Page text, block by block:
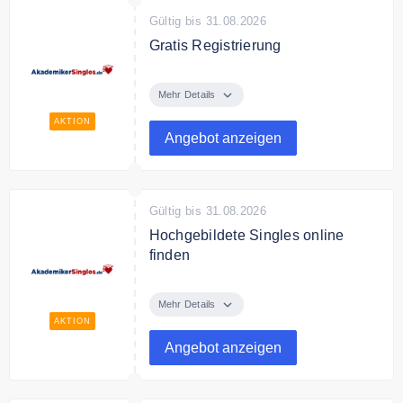
AKTION
Gültig bis 31.08.2026
Gratis Registrierung
kostenlos und Sie können
einer Basis-Mitgliedschaft sehr
umfangreich nutzen.
Mehr Details
Angebot anzeigen
AKTION
Gültig bis 31.08.2026
Hochgebildete Singles online
finden
hochgebildete Singles mit
Mehr Details
Angebot anzeigen